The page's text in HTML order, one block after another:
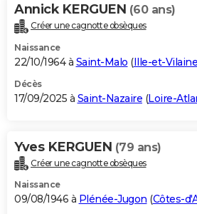
Annick KERGUEN (60 ans)
Créer une cagnotte obsèques
Naissance
22/10/1964 à Saint-Malo (Ille-et-Vilaine
Décès
17/09/2025 à Saint-Nazaire (Loire-
Yves KERGUEN (79 ans)
Créer une cagnotte obsèques
Naissance
09/08/1946 à Plénée-Jugon (Côtes-